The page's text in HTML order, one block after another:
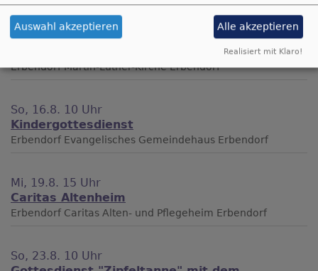
Sa, 15.8. 19 Uhr
Erbendorf Martin-Luther-Kirche Erbendorf
So, 16.8. 10 Uhr
Kindergottesdienst
Erbendorf Evangelisches Gemeindehaus Erbendorf
Mi, 19.8. 15 Uhr
Caritas Altenheim
Erbendorf Caritas Alten- und Pflegeheim Erbendorf
So, 23.8. 10 Uhr
Auswahl akzeptieren Alle akzeptieren
Realisiert mit Klaro!